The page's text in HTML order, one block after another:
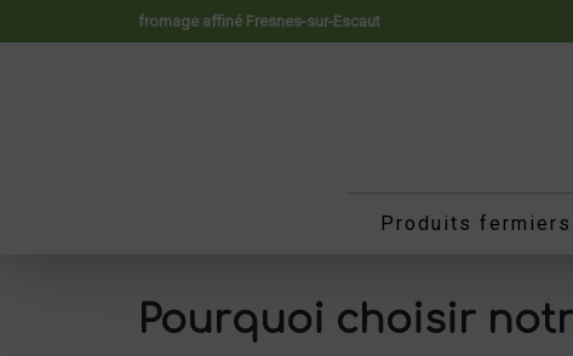
fromage affiné Fresnes-sur-Escaut
Produits fermiers
Pourquoi choisir
Panneau de gestion des cookies